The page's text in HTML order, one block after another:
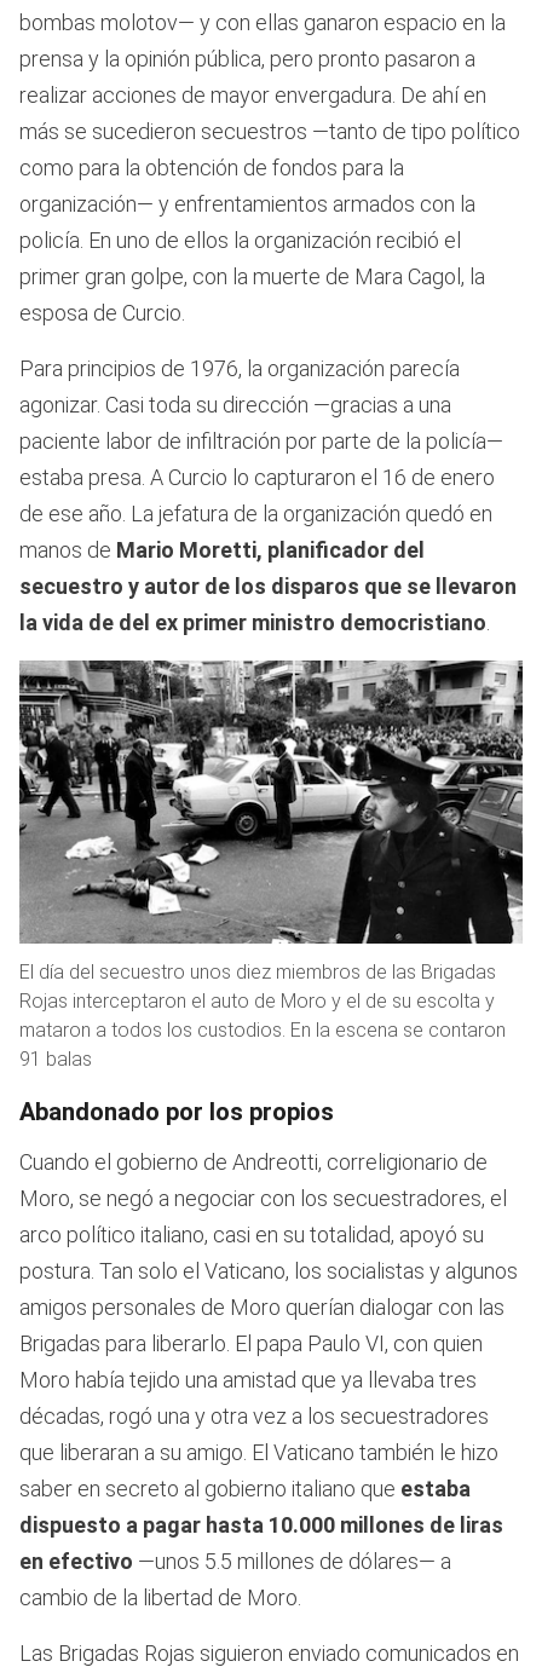
bombas molotov— y con ellas ganaron espacio en la
prensa y la opinión pública, pero pronto pasaron a
realizar acciones de mayor envergadura. De ahí en
más se sucedieron secuestros —tanto de tipo político
como para la obtención de fondos para la
organización— y enfrentamientos armados con la
policía. En uno de ellos la organización recibió el
primer gran golpe, con la muerte de Mara Cagol, la
esposa de Curcio.
Para principios de 1976, la organización parecía
agonizar. Casi toda su dirección —gracias a una
paciente labor de infiltración por parte de la policía—
estaba presa. A Curcio lo capturaron el 16 de enero
de ese año. La jefatura de la organización quedó en
manos de Mario Moretti, planificador del
secuestro y autor de los disparos que se llevaron
la vida de del ex primer ministro democristiano
El día del secuestro unos diez miembros de las Brigadas
Rojas interceptaron el auto de Moro y el de su escolta y
mataron a todos los custodios. En la escena se contaron
91 balas
Abandonado por los propios
Cuando el gobierno de Andreotti, correligionario de
Moro, se negó a negociar con los secuestradores, el
arco político italiano, casi en su totalidad, apoyó su
postura. Tan solo el Vaticano, los socialistas y algunos
amigos personales de Moro querían dialogar con las
Brigadas para liberarlo. El papa Paulo VI, con quien
Moro había tejido una amistad que ya llevaba tres
décadas, rogó una y otra vez a los secuestradores
que liberaran a su amigo. El Vaticano también le hizo
saber en secreto al gobierno italiano que estaba
dispuesto a pagar hasta 10.000 millones de liras
en efectivo —unos 5.5 millones de dólares— a
cambio de la libertad de Moro.
Las Brigadas Rojas siguieron enviado comunicados en